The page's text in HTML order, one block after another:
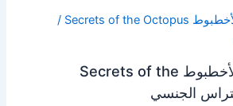
وثائقي أسرار الأخطبوط Secrets of the